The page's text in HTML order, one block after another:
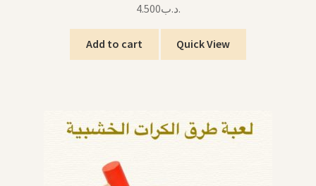
.د.ب4.500
Add to cart Quick View